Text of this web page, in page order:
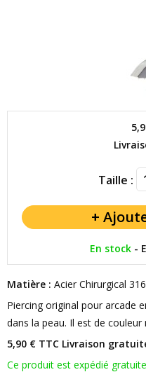
Taille :
En stock -
Matière : Acier Chirurgical
Piercing original pour arcade
dans la peau. Il est de couleur
5,90 € TTC Livraison
Ce produit est expédié